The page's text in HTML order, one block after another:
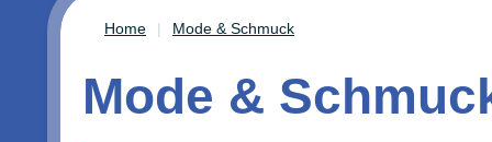
Home Mode & Schmuck
Mode &